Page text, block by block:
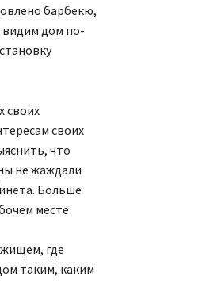
барбекю,
дом по-
своих
своих
что
не жаждали
Больше
месте
где
таким, каким